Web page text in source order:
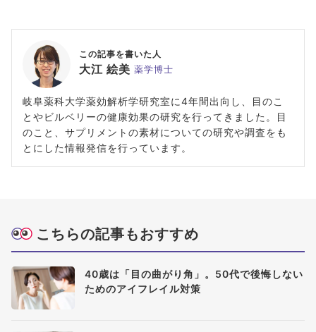
この記事を書いた人
大江 絵美 薬学博士
岐阜薬科大学薬効解析学研究室に4年間出向し、目のこ
とやビルベリーの健康効果の研究を行ってきました。目
のこと、サプリメントの素材についての研究や調査をも
とにした情報発信を行っています。
こちらの記事もおすすめ
40歳は「目の曲がり角」。50代で後悔しない
ためのアイフレイル対策